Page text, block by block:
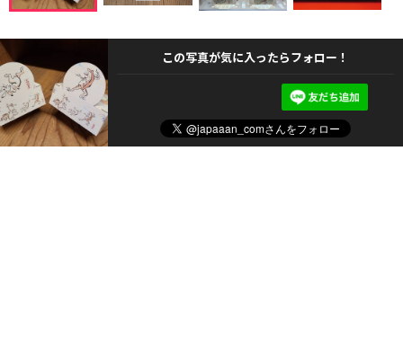
この写真が気に入ったらフォロー！